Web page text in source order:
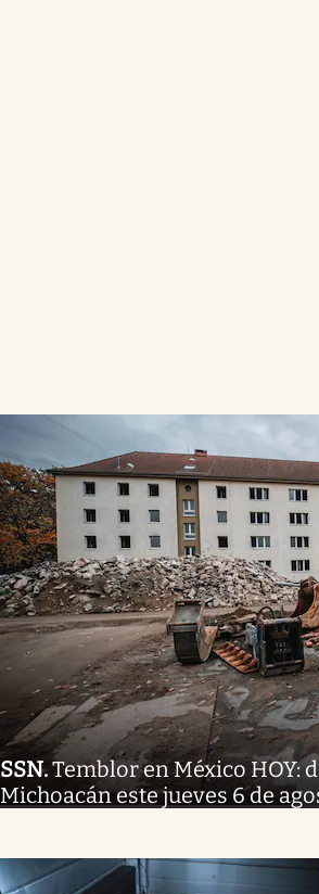
SSN.Temblor en México HOY:
Michoacán este jueves 6 de